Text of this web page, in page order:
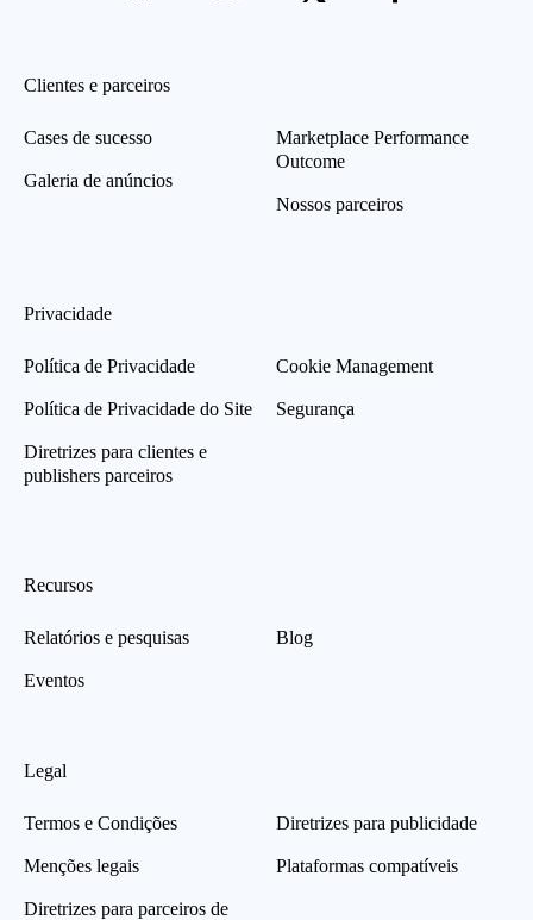
Clientes e parceiros
Cases de sucesso
Galeria de anúncios
Marketplace Performance
Outcome
Nossos parceiros
Privacidade
Política de Privacidade
Política de Privacidade do Site
Diretrizes para clientes e
publishers parceiros
Cookie Management
Segurança
Recursos
Relatórios e pesquisas
Eventos
Blog
Legal
Termos e Condições
Menções legais
Diretrizes para parceiros de
Diretrizes para publicidade
Plataformas compatíveis